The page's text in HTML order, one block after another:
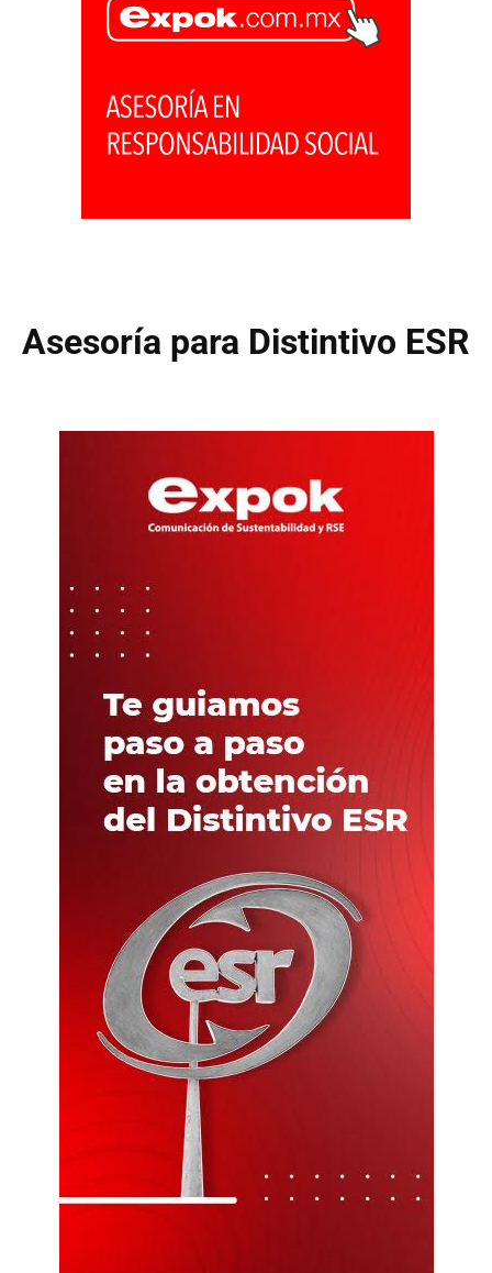
Asesoría para Distintivo ESR